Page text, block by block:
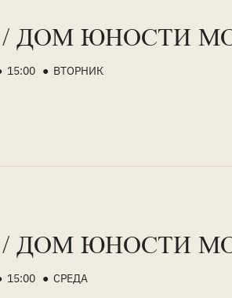
/ ДОМ ЮНОСТИ
15:00 ● ВТОРНИК
/ ДОМ ЮНОСТИ
15:00 ● СРЕДА